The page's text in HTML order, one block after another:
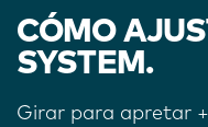
CÓMO
SYSTEM.
Girar para apretar